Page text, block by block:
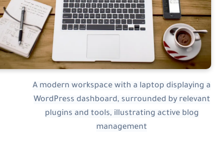
A modern workspace with a laptop displaying
WordPress dashboard, surrounded by
plugins and tools, illustrating active blog
management